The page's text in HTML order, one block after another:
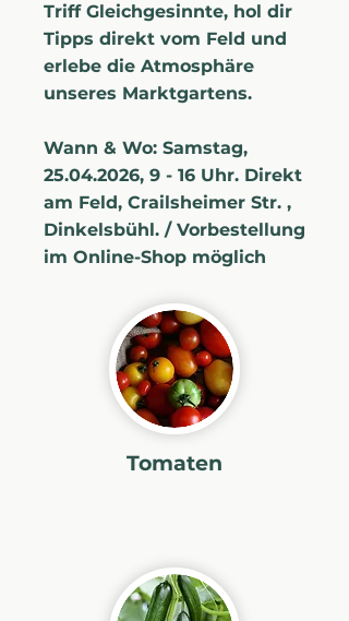
Triff Gleichgesinnte, hol dir
Tipps direkt vom Feld und
erlebe die Atmosphäre
unseres Marktgartens.
Wann & Wo: Samstag,
25.04.2026, 9 - 16 Uhr. Direkt
am Feld, Crailsheimer Str. ,
Dinkelsbühl. / Vorbestellung
im Online-Shop möglich
Tomaten